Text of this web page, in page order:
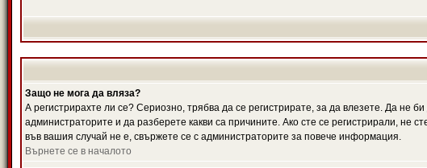
Защо не мога да вляза?
А регистрирахте ли се? Сериозно, трябва да се регистрирате, за да влезете. Да не
администраторите и да разберете какви са причините. Ако сте се регистрирали, не
във вашия случай не е, свържете се с администраторите за повече информация.
Върнете се в началото